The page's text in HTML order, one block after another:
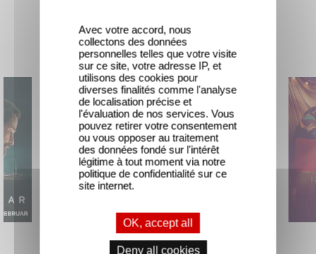
New releases
The Hunt Mexico 86
Avec votre accord, nous
collectons des données
personnelles telles que votre visite
sur ce site, votre adresse IP, et
utilisons des cookies pour
diverses finalités comme l'analyse
de localisation précise et
l'évaluation de nos services. Vous
pouvez retirer votre consentement
ou vous opposer au traitement
des données fondé sur l'intérêt
légitime à tout moment via notre
politique de confidentialité sur ce
site internet.
OK, accept all
Deny all cookies